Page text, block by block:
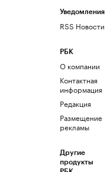
Уведомления
RSS Новости
РБК
О компании
Контактная
информация
Редакция
Размещение
рекламы
Другие
продукты